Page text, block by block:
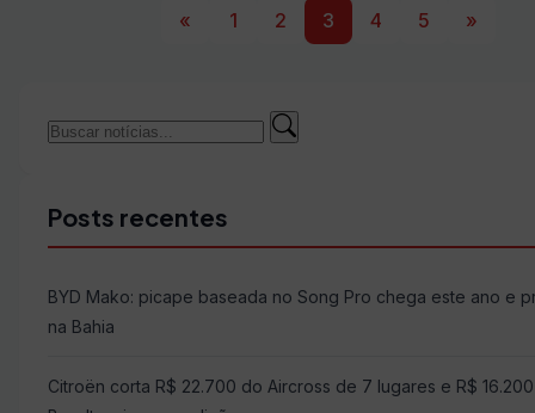
« 1 2 3 4 5 »
Buscar
Buscar
Posts recentes
BYD Mako: picape baseada no Song Pro chega este ano e
na Bahia
Citroën corta R$ 22.700 do Aircross de 7 lugares e R$